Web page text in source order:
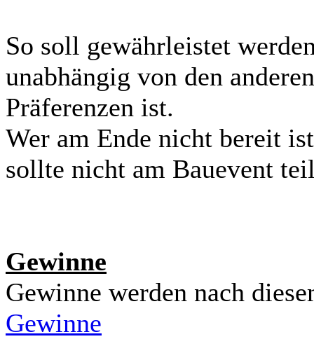
So soll gewährleistet
unabhängig von den
Präferenzen ist.
Wer am Ende nicht bereit
sollte nicht am Bauevent
Gewinne
Gewinne werden nach
Gewinne